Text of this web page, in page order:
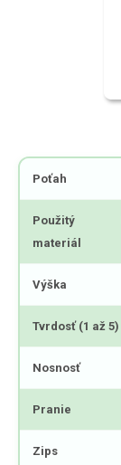
Poťah
Použitý
materiál
Výška
Tvrdosť (1 až 5)
Nosnosť
Pranie
Zips